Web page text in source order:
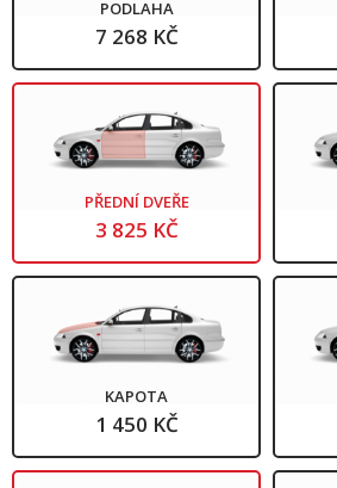
PODLAHA
7 268 KČ
PŘEDNÍ DVEŘE
3 825 KČ
KAPOTA
1 450 KČ